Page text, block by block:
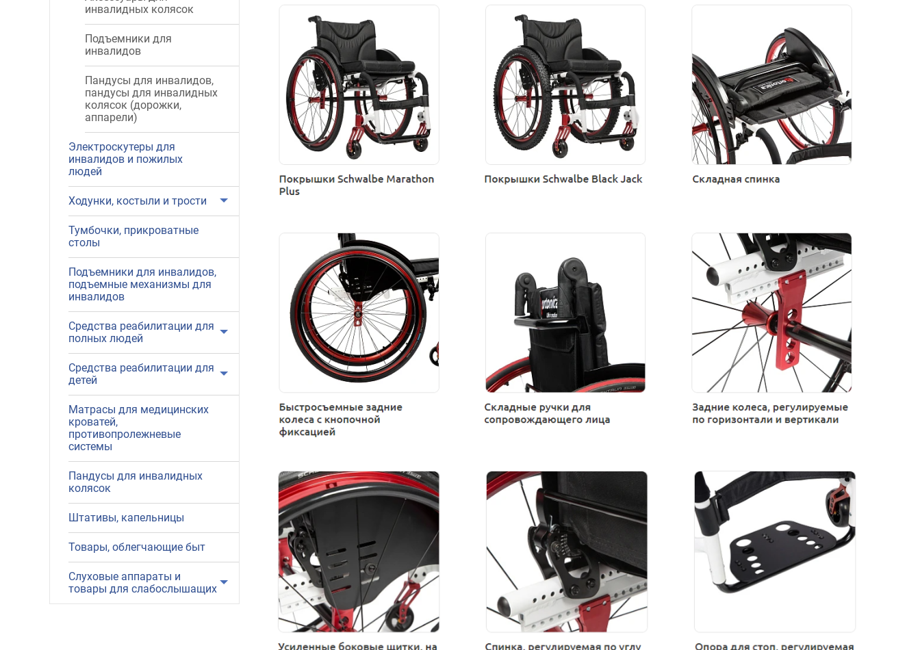
инвалидных колясок
Подъемники для
инвалидов
Пандусы для инвалидов,
пандусы для инвалидных
колясок (дорожки,
аппарели)
Электроскутеры для
инвалидов и пожилых
людей
Ходунки, костыли и трости
Тумбочки, прикроватные
столы
Подъемники для инвалидов,
подъемные механизмы для
инвалидов
Средства реабилитации для
полных людей
Средства реабилитации для
детей
Матрасы для медицинских
кроватей,
противопролежневые
системы
Пандусы для инвалидных
колясок
Штативы, капельницы
Товары, облегчающие быт
Слуховые аппараты и
товары для слабослышащих